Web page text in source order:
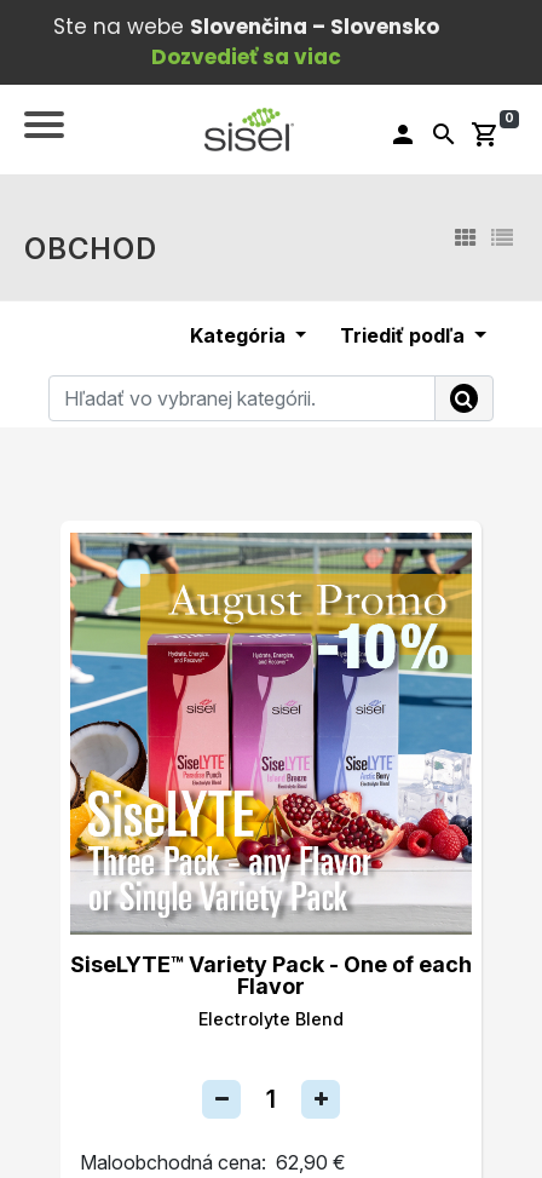
Ste na webe Slovenčina – Slovensko
Dozvedieť sa viac
person search shopping_cart
0
OBCHOD
Kategória Triediť podľa
SiseLYTE™ Variety Pack - One of each
Flavor
Electrolyte Blend
Maloobchodná cena: 62,90 €